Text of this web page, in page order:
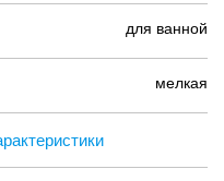
для ванной
мелкая